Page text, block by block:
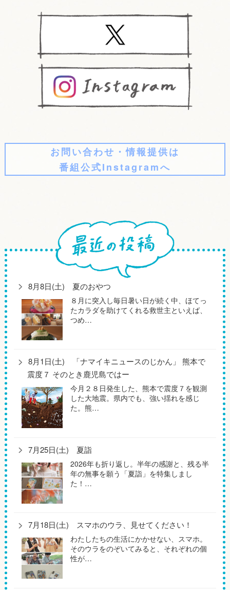
お問い合わせ・情報提供は
番組公式Instagramへ
8月8日(土) 夏のおやつ
８月に突入し毎日暑い日が続く中、ほてっ
たカラダを助けてくれる救世主といえば、
つめ…
8月1日(土) 「ナマイキニュースのじかん」 熊本で
震度７ そのとき鹿児島ではー
今月２８日発生した、熊本で震度７を観測
した大地震。県内でも、強い揺れを感じ
た。熊…
7月25日(土) 夏詣
2026年も折り返し。半年の感謝と、残る半
年の無事を願う「夏詣」を特集しまし
た！…
7月18日(土) スマホのウラ、見せてください！
わたしたちの生活にかかせない、スマホ。
そのウラをのぞいてみると、それぞれの個
性が…